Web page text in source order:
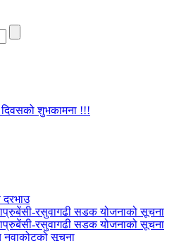
दिवसको शुभकामना !!!
दरभाउ
रसुवागढी सडक योजनाको सूचना
रसुवागढी सडक योजनाको सूचना
नुवाकोटको सूचना